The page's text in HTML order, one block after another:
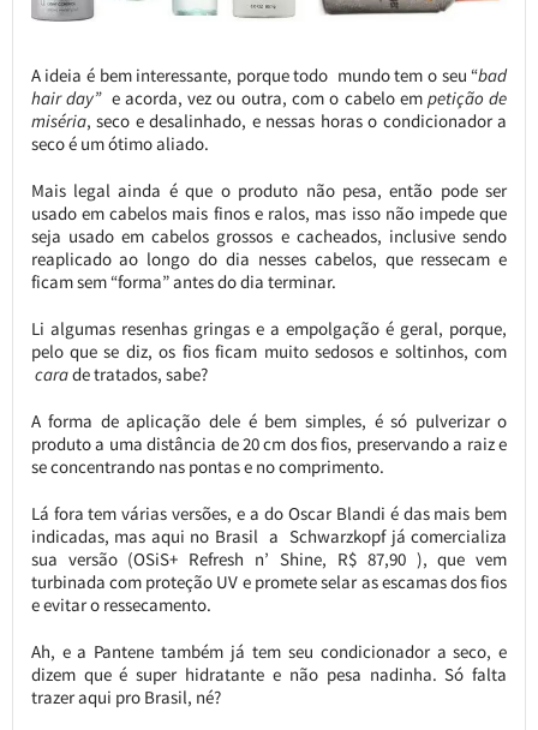
A ideia é bem interessante, porque todo mundo tem o seu “bad
hair day”e acorda, vez ou outra, com o cabelo empetição de
miséria, seco e desalinhado, e nessas horas o condicionador a
seco é um ótimo aliado.
Mais legal ainda é que o produto não pesa, então pode ser
usado em cabelos mais finos e ralos, mas isso não impede que
seja usado em cabelos grossos e cacheados, inclusive sendo
reaplicado ao longo do dia nesses cabelos, que ressecam e
ficam sem “forma” antes do dia terminar.
Li algumas resenhas gringas e a empolgação é geral, porque,
pelo que se diz, os fios ficam muito sedosos e soltinhos, com
carade tratados, sabe?
A forma de aplicação dele é bem simples, é só pulverizar o
produto a uma distância de 20 cm dos fios, preservando a raiz e
se concentrando nas pontas e no comprimento.
Lá fora tem várias versões, e a do Oscar Blandi é das mais bem
indicadas, mas aqui no Brasil a Schwarzkopf já comercializa
sua versão (OSiS+ Refresh n’ Shine, R$ 87,90 ), que vem
turbinada com proteção UV e promete selar as escamas dos fios
e evitar o ressecamento.
Ah, e a Pantene também já tem seu condicionador a seco, e
dizem que é super hidratante e não pesa nadinha. Só falta
trazer aqui pro Brasil, né?